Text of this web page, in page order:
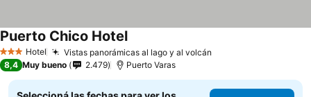
3 Estrellas
Hotel Vistas panorámicas al lago y al volcán
Puerto Chico HotelVer precios
8,4 Muy bueno 2.479 Puerto Varas